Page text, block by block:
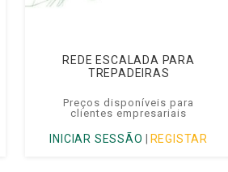
REDE ESCALADA PARA
TREPADEIRAS
Preços disponíveis para
clientes empresariais
INICIAR SESSÃO | REGISTAR